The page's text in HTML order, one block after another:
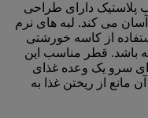
محراب پلاستیک دارای طراحی
می کند. لبه های نرم
از کاسه خورشتی
باشد. قطر مناسب این
متر) برای سرو یک وعده غذای
از ریختن غذا به